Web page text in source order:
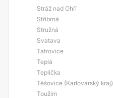
Stráž nad Ohří
Stříbrná
Stružná
Svatava
Tatrovice
Teplá
Teplička
Těšovice (Karlovarský kraj)
Toužim